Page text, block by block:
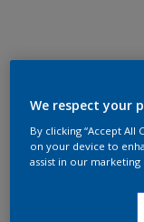
We respect your
By clicking “Accept
on your device to
assist in our marketing